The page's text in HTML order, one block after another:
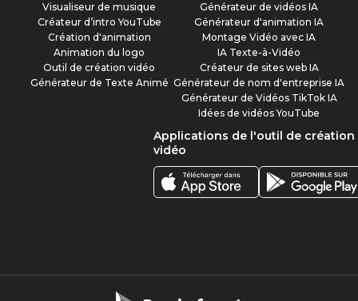
Visualiseur de musique
Créateur d’intro YouTube
Création d'animation
Animation du logo
Outil de création vidéo
Générateur de Texte Animé
Générateur de vidéos IA
Générateur d'animation IA
Montage Vidéo avec IA
IA Texte-à-Vidéo
Créateur de sites web IA
Générateur de nom d'entreprise IA
Générateur de Vidéos TikTok IA
Idées de vidéos YouTube
Applications de l'outil de création
vidéo